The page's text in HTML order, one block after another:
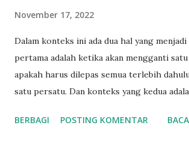
November 17, 2022
Dalam konteks ini ada dua hal yang
pertama adalah ketika akan mengganti
apakah harus dilepas semua terlebih
satu persatu. Dan konteks yang kedua
menggantinya dengan senar yang putus
BERBAGI POSTING KOMENTAR